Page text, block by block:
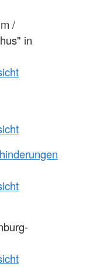
/
in